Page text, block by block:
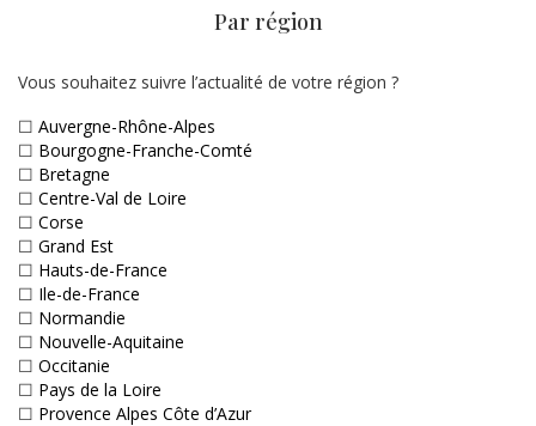
Par région
Vous souhaitez suivre l’actualité de votre région ?
☐ Auvergne-Rhône-Alpes
☐ Bourgogne-Franche-Comté
☐ Bretagne
☐ Centre-Val de Loire
☐ Corse
☐ Grand Est
☐ Hauts-de-France
☐ Ile-de-France
☐ Normandie
☐ Nouvelle-Aquitaine
☐ Occitanie
☐ Pays de la Loire
☐ Provence Alpes Côte d’Azur